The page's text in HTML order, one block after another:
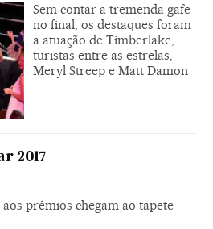
Sem contar a tremenda gafe
no final, os destaques foram
a atuação de Timberlake,
turistas entre as estrelas,
Meryl Streep e Matt Damon
2017
prêmios chegam ao tapete